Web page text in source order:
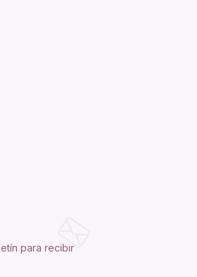
para recibir